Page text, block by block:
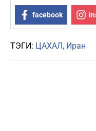
facebook
ТЭГИ: ЦАХАЛ Иран